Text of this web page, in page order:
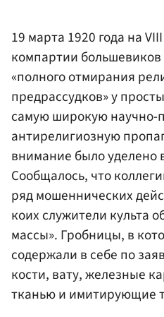
19 марта 1920 года на
компартии
«полного отмирания
предрассудков» у
самую широкую научно-
антирелигиозную
внимание было
Сообщалось, что
ряд мошеннических
коих служители культа
массы». Гробницы, в
содержали в себе по
кости, вату, железные
тканью и имитирующие